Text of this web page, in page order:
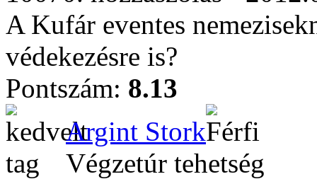
A Kufár eventes
védekezésre is?
Pontszám: 8.13
Argint Stork
Végzetúr tehetség